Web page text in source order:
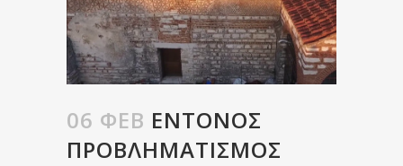
06 ΦΕΒ ΈΝΤΟΝΟΣ
ΠΡΟΒΛΗΜΑΤΙΣΜΌΣ